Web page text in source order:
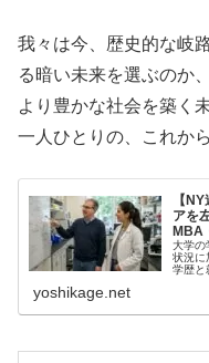
我々は今、歴史的な岐
る暗い未来を選ぶのか
より豊かな社会を築く
一人ひとりの、これか
【
アを
MBA
大学の
状況に
学歴と
求め
yoshikage.net